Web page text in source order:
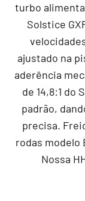
turbo
Solstice
ajustado na
aderência
de 14,8:1 do
padrão,
precisa.
rodas modelo
Nossa